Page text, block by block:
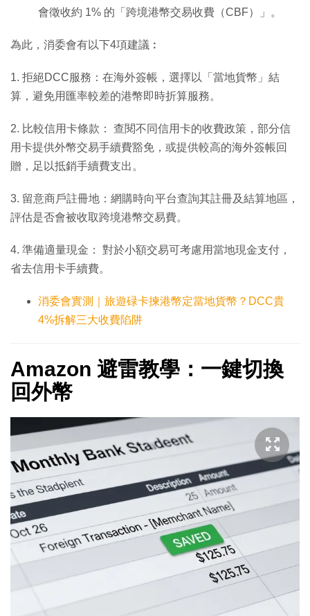
會徵收約 1% 的「跨境港幣交易收費（CBF）」。
為此，消委會有以下4項建議︰
1. 拒絕DCC服務：在海外簽帳，選擇以「當地貨幣」結
算，避免用匯率較差的港幣即時折算服務。
2. 比較信用卡條款： 查閱不同信用卡的收費政策，部分信
用卡提供外幣交易手續費豁免，或提供較高的海外簽帳回
贈，足以抵銷手續費支出。
3. 留意商戶註冊地：網購時向平台查詢其註冊及結算地區，
評估是否會被收取跨境港幣交易費。
4. 準備適量現金： 對於小額交易可考慮用當地現金支付，
省去信用卡手續費。
消委會實測｜旅遊碌卡揀港幣定當地貨幣？DCC貴
4%拆解三大收費陷阱
Amazon 避雷教學：一鍵切換
回外幣